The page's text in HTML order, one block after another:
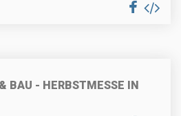
BAU - HERBSTMESSE IN